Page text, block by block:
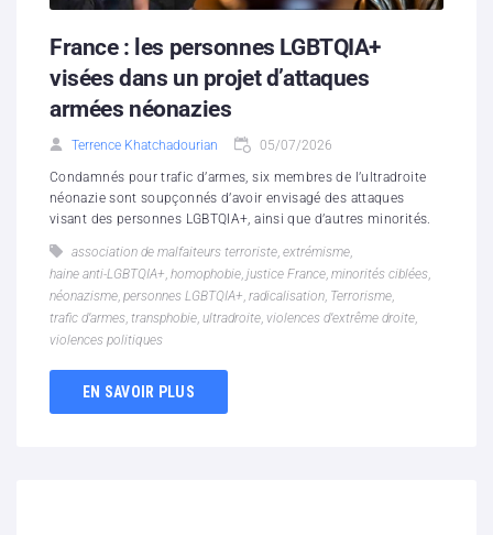
France : les personnes LGBTQIA+
visées dans un projet d’attaques
armées néonazies
Terrence Khatchadourian 05/07/2026
Condamnés pour trafic d’armes, six membres de l’ultradroite
néonazie sont soupçonnés d’avoir envisagé des attaques
visant des personnes LGBTQIA+, ainsi que d’autres minorités.
association de malfaiteurs terroriste, extrémisme,
haine anti-LGBTQIA+, homophobie, justice France, minorités ciblées,
néonazisme, personnes LGBTQIA+, radicalisation, Terrorisme,
trafic d’armes, transphobie, ultradroite, violences d’extrême droite,
violences politiques
EN SAVOIR PLUS